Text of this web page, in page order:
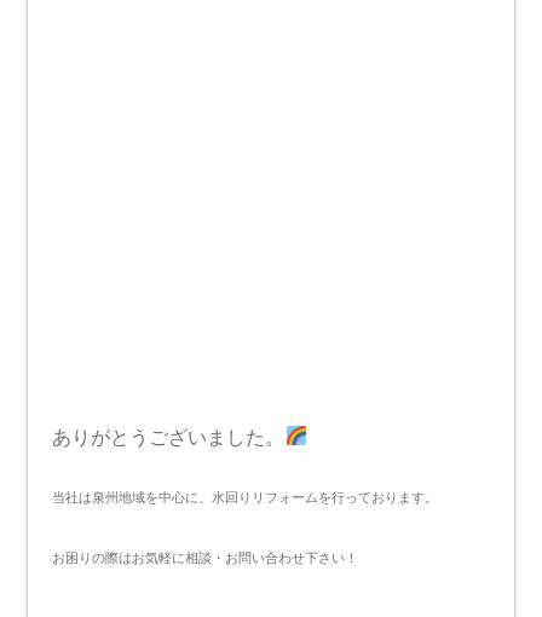
ありがとうございました。
当社は泉州地域を中心に、水回りリフォームを行っております。
お困りの際はお気軽に相談・お問い合わせ下さい！